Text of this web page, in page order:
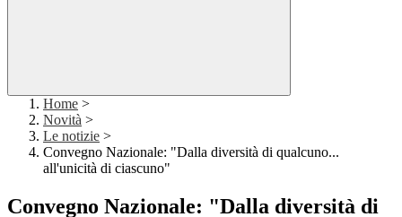
Home >
Novità >
Le notizie >
Convegno Nazionale: "Dalla diversità di qualcuno...
all'unicità di ciascuno"
Convegno Nazionale: "Dalla diversità di